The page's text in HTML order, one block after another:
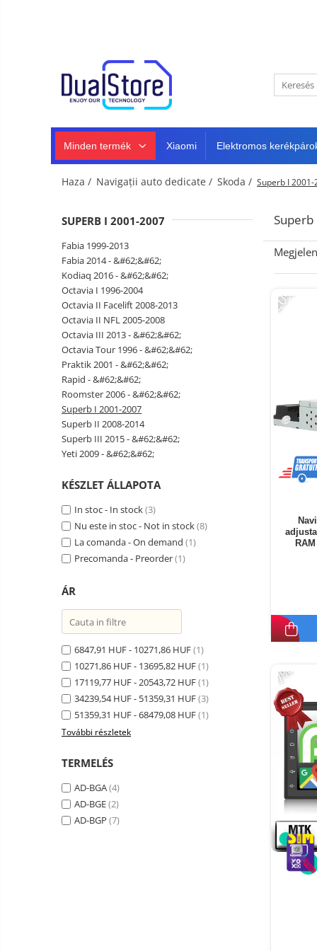
Minden (okos és klasszikus)
Telefongyártók
Masszív telefonok
5G telefonok
Tartozék
TV és
projektorok
Autó-,
otthon-
és
sportkamerák
Autó DVR kamera
Okos autó tükrök kamerával
Vezeték nélküli térfigyelő
kamerák
Mini videokamera
Térfigyelő kamera tartozékok
Fejhallgató
Vezetékes fejhallgató
Professzionális fejhallgató
Okosórák és fitnesz karkötők
Fitness karkötők
Okosóra
Tartozékok okosóra
Elektromos
robogók
és
tartozékok
Robogó alkatrészek és
tartozékok
Elektromos
bicikli
Gadgets
Smart Home
Személyi ápolási termékek
Gadgets tartozék
Kamerás drónok
Külső akkumulátor
Az autó tartozékai
Lifestyle
Hordozható hangszórók
Vonalkód olvasók
Minden termék Xiaomi Elektromos
Haza / Navigații auto dedicate / Skoda / Superb I 2001-
SUPERB I 2001-2007
Fabia 1999-2013
Fabia 2014 - &#62;&#62;
Kodiaq 2016 - &#62;&#62;
Octavia I 1996-2004
Octavia II Facelift 2008-2013
Octavia II NFL 2005-2008
Octavia III 2013 - &#62;&#62;
Octavia Tour 1996 - &#62;&#62;
Praktik 2001 - &#62;&#62;
Rapid - &#62;&#62;
Roomster 2006 - &#62;&#62;
Superb I 2001-2007
Superb II 2008-2014
Superb III 2015 - &#62;&#62;
Yeti 2009 - &#62;&#62;
KÉSZLET ÁLLAPOTA
In stoc - In stock(3)
Nu este in stoc - Not in stock(8)
La comanda - On demand (1)
Precomanda - Preorder(1)
ÁR
6847,91 HUF - 10271,86 HUF(1)
10271,86 HUF - 13695,82 HUF(1)
17119,77 HUF - 20543,72 HUF(1)
34239,54 HUF - 51359,31 HUF(3)
51359,31 HUF - 68479,08 HUF(1)
További részletek
TERMELÉS
AD-BGA(4)
AD-BGE(2)
AD-BGP (7)
-20%
-7%